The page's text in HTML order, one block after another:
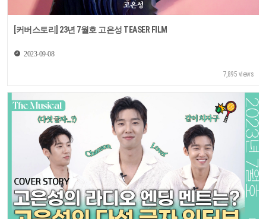
[커버스토리] 23년 7월호 고은성 TEASER FILM
2023-09-08
7,895 views